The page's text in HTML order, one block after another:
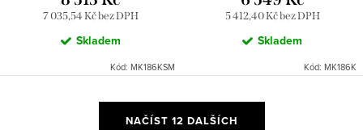
RAV Slezák
7 035,54 Kč bez DPH
Skladem
Kód: MK186KSM
5 412,40 Kč bez DPH
Skladem
Kód: MK186K
NAČÍST 12 DALŠÍCH